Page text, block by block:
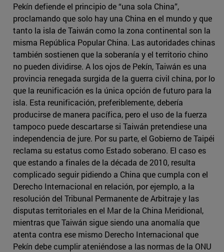
Pekín defiende el principio de “una sola China”,
proclamando que solo hay una China en el mundo y que
tanto la isla de Taiwán como la zona continental son la
misma República Popular China. Las autoridades chinas
también sostienen que la soberanía y el territorio chino
no pueden dividirse. A los ojos de Pekín, Taiwán es una
provincia renegada surgida de la guerra civil china, por lo
que la reunificación es la única opción de futuro para la
isla. Esta reunificación, preferiblemente, debería
producirse de manera pacífica, pero el uso de la fuerza
tampoco puede descartarse si Taiwán pretendiese una
independencia de jure. Por su parte, el Gobierno de Taipéi
reclama su estatus como Estado soberano. El caso es
que estando a finales de la década de 2010, resulta
complicado seguir pidiendo a China que cumpla con el
Derecho Internacional en relación, por ejemplo, a la
resolución del Tribunal Permanente de Arbitraje y las
disputas territoriales en el Mar de la China Meridional,
mientras que Taiwán sigue siendo una anomalía que
atenta contra ese mismo Derecho Internacional que
Pekín debe cumplir ateniéndose a las normas de la ONU